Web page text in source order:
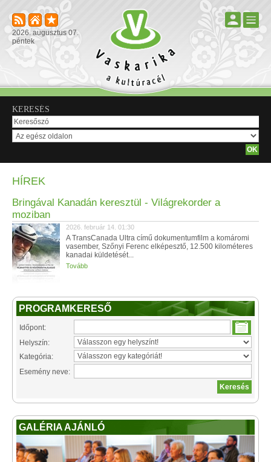
2026. augusztus 07.
péntek
KERESÉS
HÍREK
Bringával Kanadán keresztül - Világrekorder a
moziban
2026. február 14. 01:30
A TransCanada Ultra című dokumentumfilm a komáromi
vasember, Szőnyi Ferenc elképesztő, 12.500 kilométeres
kanadai küldetését...
Tovább
PROGRAMKERESŐ
Időpont:
Helyszín:
Kategória:
Esemény neve:
GALÉRIA AJÁNLÓ